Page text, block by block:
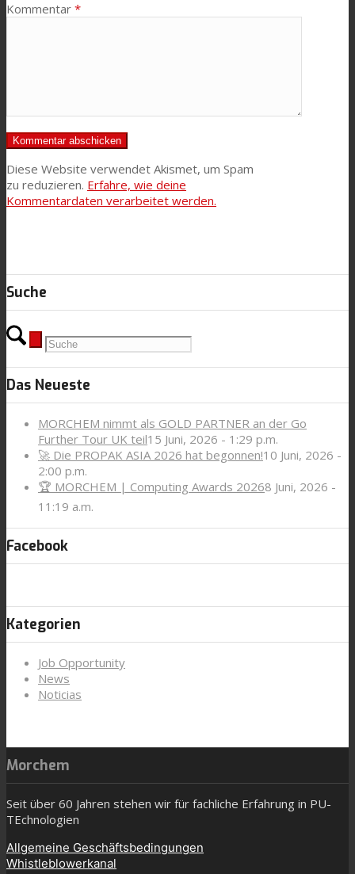
Kommentar *
Diese Website verwendet Akismet, um Spam
zu reduzieren. Erfahre, wie deine
Kommentardaten verarbeitet werden.
Suche
Das Neueste
MORCHEM nimmt als GOLD PARTNER an der Go
Further Tour UK teil15 Juni, 2026 - 1:29 p.m.
🚀 Die PROPAK ASIA 2026 hat begonnen!10 Juni, 2026 -
2:00 p.m.
🏆 MORCHEM | Computing Awards 20268 Juni, 2026 -
11:19 a.m.
Facebook
Kategorien
Job Opportunity
News
Noticias
Morchem
Seit über 60 Jahren stehen wir für fachliche Erfahrung in PU-
TEchnologien
Allgemeine Geschäftsbedingungen
Whistleblowerkanal